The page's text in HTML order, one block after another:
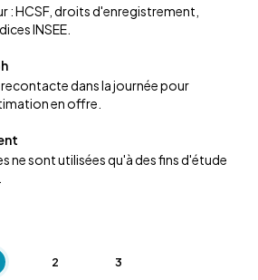
: HCSF, droits d'enregistrement,
INSEE.
dans la journée pour
en offre.
ne sont utilisées qu'à des fins d'étude
2 3